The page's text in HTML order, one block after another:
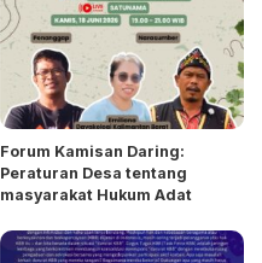
Forum Kamisan Daring:
Peraturan Desa tentang
masyarakat Hukum Adat